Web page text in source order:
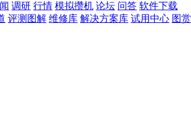
调研 行情 模拟攒机 论坛 问答 软件下载
评测图解 维修库 解决方案库 试用中心 图赏